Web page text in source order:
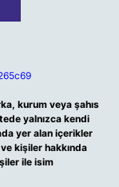
kurum veya şahıs
yalnızca kendi
yer alan içerikler
kişiler hakkında
ile isim